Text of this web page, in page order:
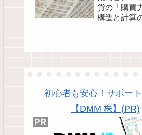
貨の「購買
構造と計算
初心者も安心！サポー
【DMM 株】(PR)